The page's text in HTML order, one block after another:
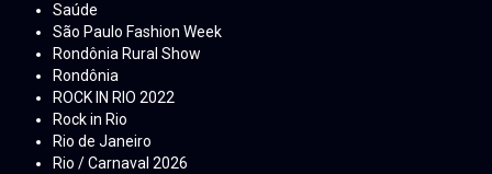
Saúde
São Paulo Fashion Week
Rondônia Rural Show
Rondônia
ROCK IN RIO 2022
Rock in Rio
Rio de Janeiro
Rio / Carnaval 2026